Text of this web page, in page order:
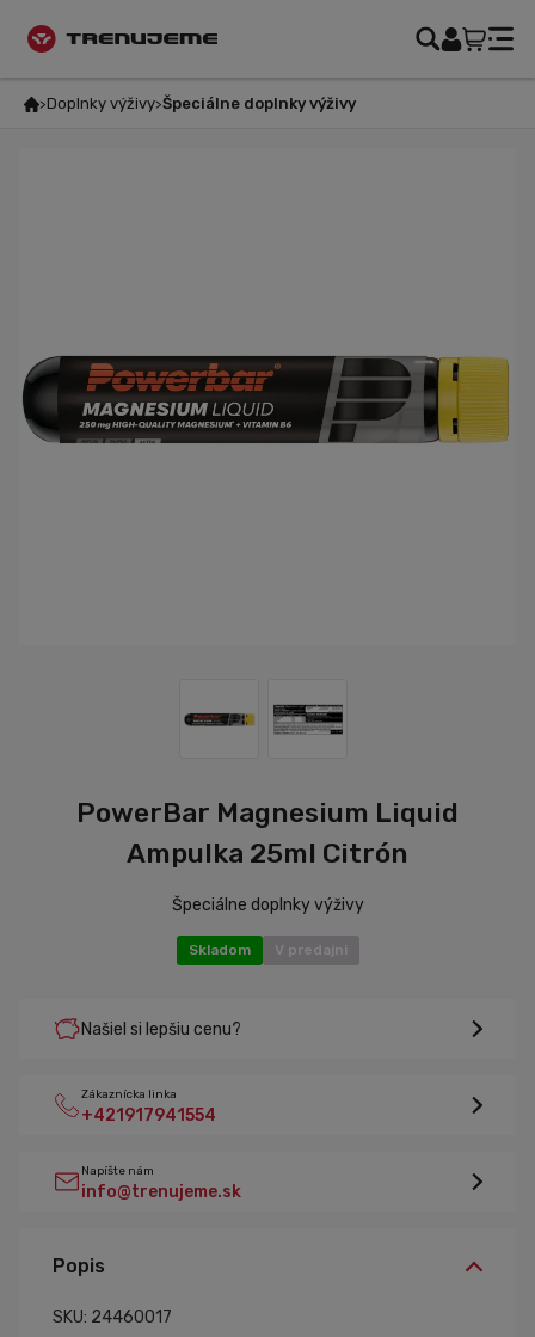
Doplnky výživy Špeciálne doplnky výživy
PowerBar Magnesium Liquid
Ampulka 25ml Citrón
Špeciálne doplnky výživy
Skladom V predajni
Našiel si lepšiu cenu?
Zákaznícka linka
+421917941554
Napíšte nám
info@trenujeme.sk
Popis
SKU: 24460017